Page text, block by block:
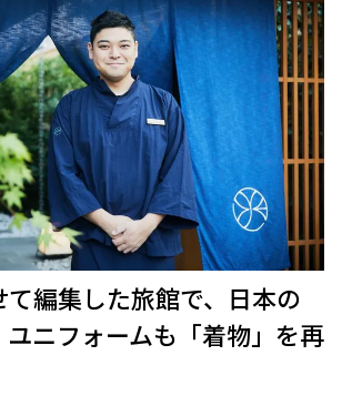
編集した旅館で、日本の
ユニフォームも「着物」を再